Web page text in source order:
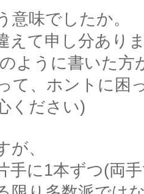
意味でしたか。
えて申し分あり
ように書いた方
て、ホントに困
ください)
が、
手に1本ずつ(両